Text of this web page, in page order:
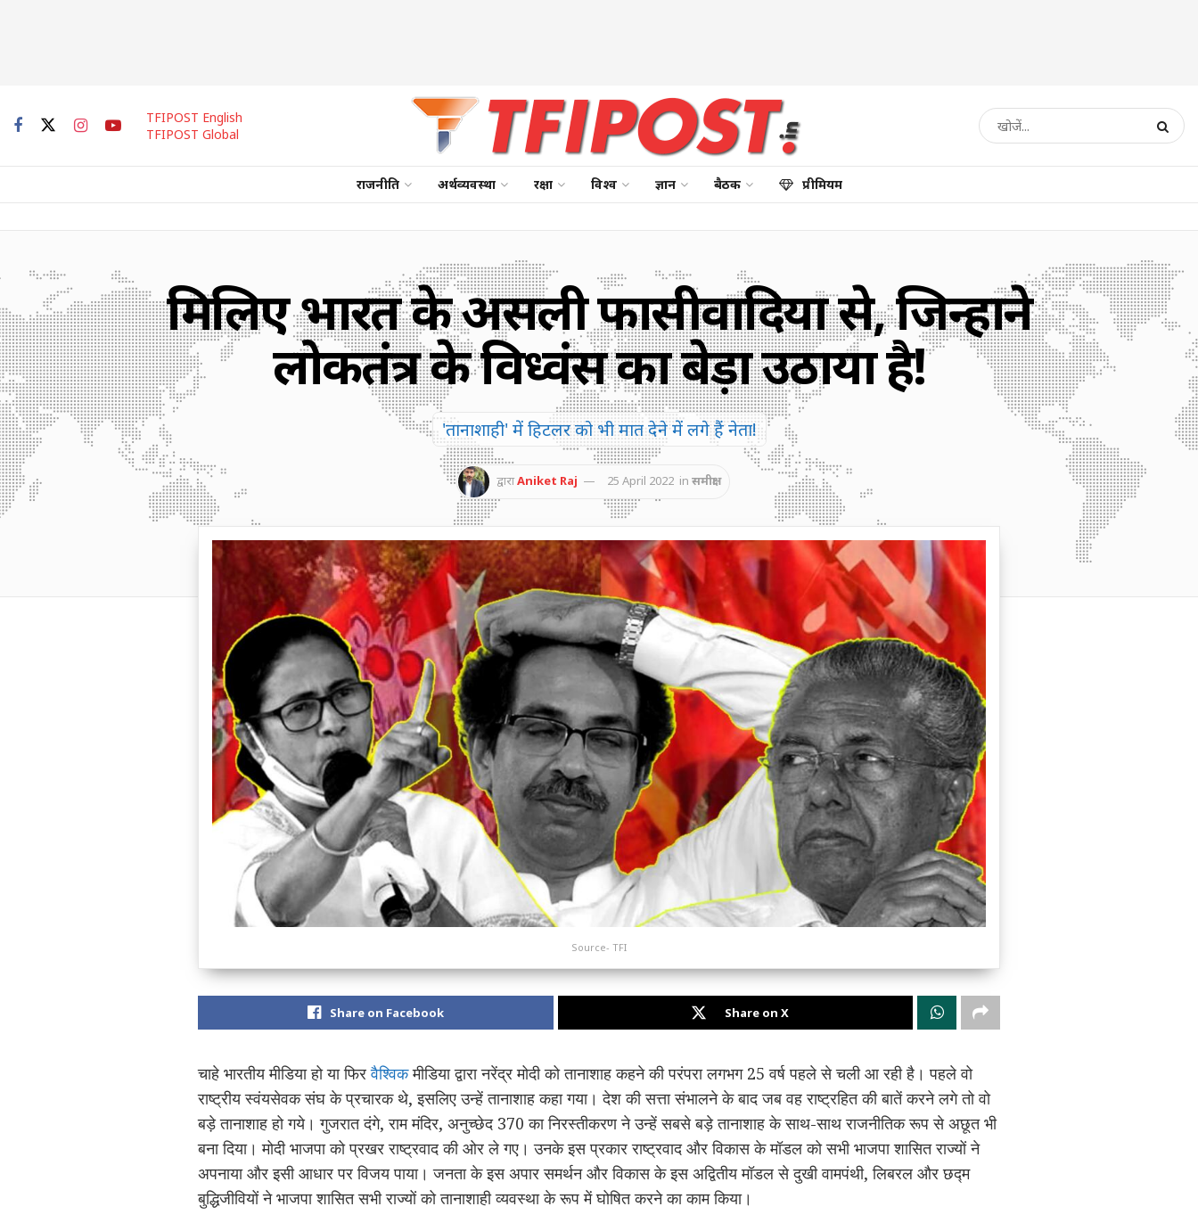
TFIPOST English
TFIPOST Global
राजनीति अर्थव्यवस्था रक्षा विश्व ज्ञान बैठक प्रीमियम
मिलिए भारत के असली फासीवादियों से, जिन्होंने
लोकतंत्र के विध्वंस का बेड़ा उठाया है!
'तानाशाही' में हिटलर को भी मात देने में लगे हैं नेता!
द्वाराAniket Raj 25 April 2022 in समीक्षा
Source- TFI
Share on Facebook Share on X
चाहे भारतीय मीडिया हो या फिरवैश्विकमीडिया द्वारा नरेंद्र मोदी को तानाशाह कहने की परंपरा लगभग 25 वर्ष पहले से चली आ रही है। पहले वो
राष्ट्रीय स्वंयसेवक संघ के प्रचारक थे, इसलिए उन्हें तानाशाह कहा गया। देश की सत्ता संभालने के बाद जब वह राष्ट्रहित की बातें करने लगे तो वो
बड़े तानाशाह हो गये। गुजरात दंगे, राम मंदिर, अनुच्छेद 370 का निरस्तीकरण ने उन्हें सबसे बड़े तानाशाह के साथ-साथ राजनीतिक रूप से अछूत भी
बना दिया। मोदी भाजपा को प्रखर राष्ट्रवाद की ओर ले गए। उनके इस प्रकार राष्ट्रवाद और विकास के मॉडल को सभी भाजपा शासित राज्यों ने
अपनाया और इसी आधार पर विजय पाया। जनता के इस अपार समर्थन और विकास के इस अद्वितीय मॉडल से दुखी वामपंथी, लिबरल और छद्म
बुद्धिजीवियों ने भाजपा शासित सभी राज्यों को तानाशाही व्यवस्था के रूप में घोषित करने का काम किया।